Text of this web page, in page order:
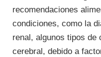
recomendaciones
condiciones, como la
renal, algunos tipos de
cerebral, debido a